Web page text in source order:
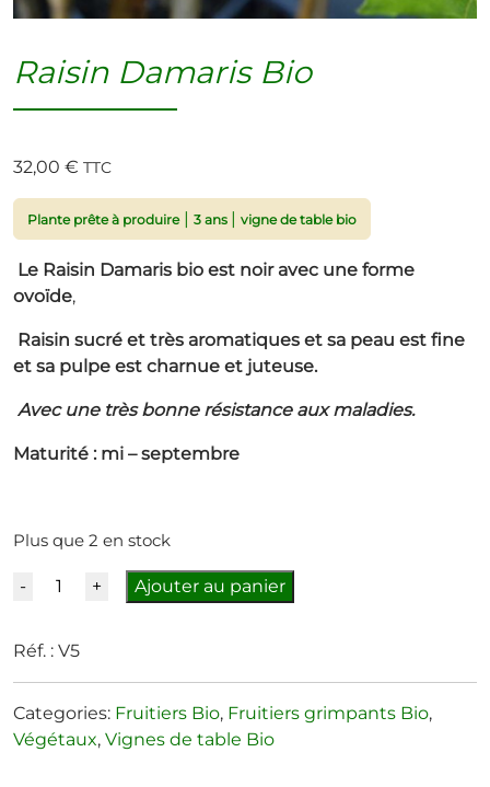
Raisin Damaris Bio
32,00 € TTC
Plante prête à produire | 3 ans | vigne de table bio
Le Raisin Damaris bio est noir avec une forme
ovoïde,
Raisin sucré et très aromatiques et sa peau est fine
et sa pulpe est charnue et juteuse.
Avec une très bonne résistance aux maladies.
Maturité : mi – septembre
Plus que 2 en stock
Quantité Ajouter au panier
Réf. : V5
Categories: Fruitiers Bio, Fruitiers grimpants Bio,
Végétaux, Vignes de table Bio